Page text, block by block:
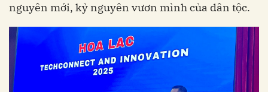
nguyên mới, kỷ nguyên vươn mình của dân tộc.